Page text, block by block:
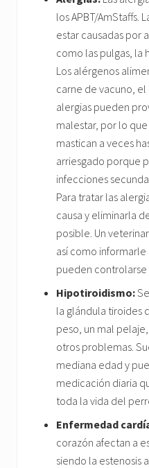
los APBT/AmStaffs.
estar causadas por
como las pulgas, la
Los alérgenos
carne de vacuno, el
alergias pueden
malestar, por lo
mastican a veces
arriesgado porque
infecciones
Para tratar las
causa y eliminarla
posible. Un
así como
pueden controlarse
Hipotiroidismo:
la glándula tiroides
peso, un mal
otros problemas.
mediana edad y
medicación diaria
toda la vida del
Enfermedad
corazón afectan a
siendo la estenosis